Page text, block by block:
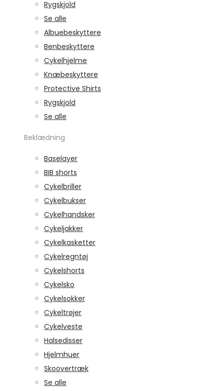
Rygskjold
Se alle
Albuebeskyttere
Benbeskyttere
Cykelhjelme
Knæbeskyttere
Protective Shirts
Rygskjold
Se alle
Beklædning
Baselayer
BIB shorts
Cykelbriller
Cykelbukser
Cykelhandsker
Cykeljakker
Cykelkasketter
Cykelregntøj
Cykelshorts
Cykelsko
Cykelsokker
Cykeltrøjer
Cykelveste
Halsedisser
Hjelmhuer
Skoovertræk
Se alle